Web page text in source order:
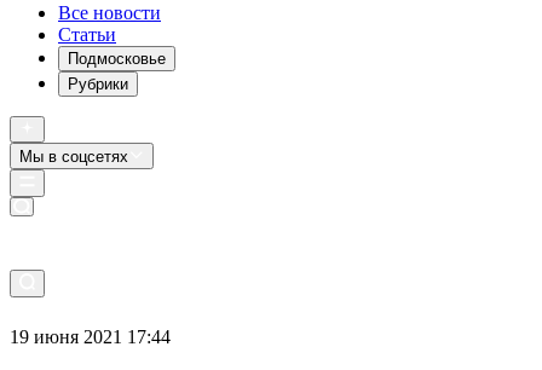
Все новости
Статьи
Подмосковье
Рубрики
Мы в соцсетях
19 июня 2021 17:44